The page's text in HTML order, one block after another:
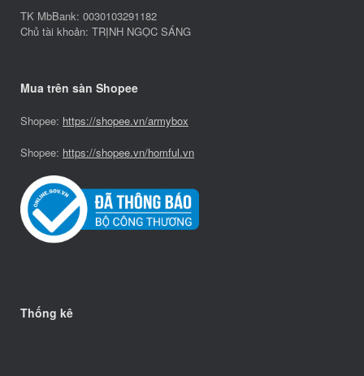
TK MbBank: 0030103291182
Chủ tài khoản: TRỊNH NGỌC SÁNG
Mua trên sàn Shopee
Shopee: https://shopee.vn/armybox
Shopee: https://shopee.vn/homful.vn
Thống kê